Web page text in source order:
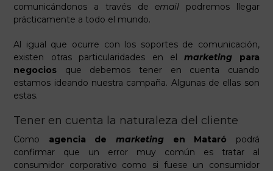
comunicándonos a través deemail podremos llegar
prácticamente a todo el mundo.
Al igual que ocurre con los soportes de comunicación,
existen otras particularidades en elmarketing para
negocios que debemos tener en cuenta cuando
estamos ideando nuestra campaña. Algunas de ellas son
estas.
Tener en cuenta la naturaleza del cliente
Como agencia de marketing en Mataró podrá
confirmar que un error muy común es tratar al
consumidor corporativo como si fuese un consumidor